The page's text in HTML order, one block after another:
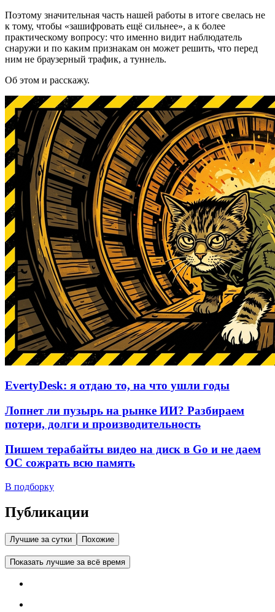
Поэтому значительная часть нашей работы в итоге свелась не
к тому, чтобы «зашифровать ещё сильнее», а к более
практическому вопросу: что именно видит наблюдатель
снаружи и по каким признакам он может решить, что перед
ним не браузерный трафик, а туннель.
Об этом и расскажу.
EvertyDesk: я отдаю то, на что ушли годы
Лопнет ли пузырь на рынке ИИ? Разбираем
потери, долги и производительность
Пишем терабайты видео на диск в Go и не даем
ОС сожрать всю память
В подборку
Публикации
Лучшие за сутки Похожие
Показать лучшие за всё время